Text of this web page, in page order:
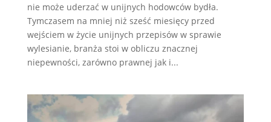
nie może uderzać w unijnych hodowców bydła.
Tymczasem na mniej niż sześć miesięcy przed
wejściem w życie unijnych przepisów w sprawie
wylesianie, branża stoi w obliczu znacznej
niepewności, zarówno prawnej jak i...